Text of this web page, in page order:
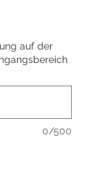
auf der
0/500